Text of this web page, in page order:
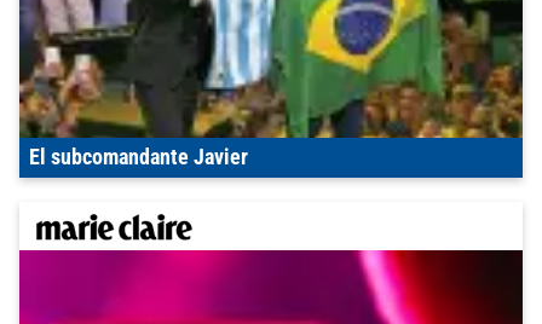
El subcomandante Javier